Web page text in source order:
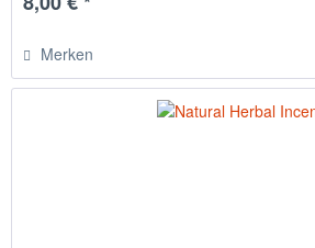
Merken